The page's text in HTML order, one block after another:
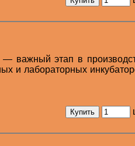
— важный этап в
и лабораторных